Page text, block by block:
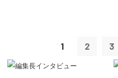
1 2 3